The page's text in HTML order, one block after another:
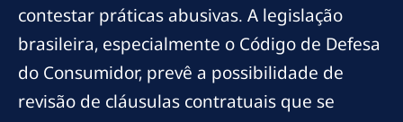
contestar práticas abusivas. A legislação
brasileira, especialmente o Código de Defesa
do Consumidor, prevê a possibilidade de
revisão de cláusulas contratuais que se